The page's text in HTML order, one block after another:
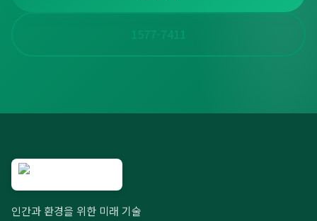
인간과 환경을 위한 미래 기술